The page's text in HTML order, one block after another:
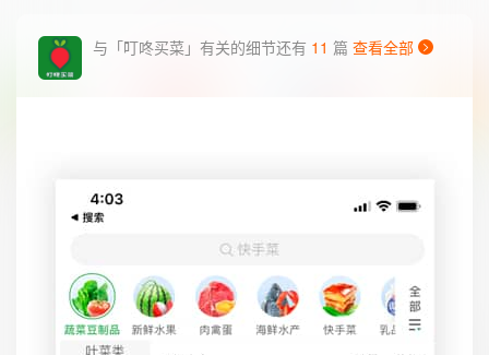
与「叮咚买菜」有关的细节还有 11 篇 查看全部